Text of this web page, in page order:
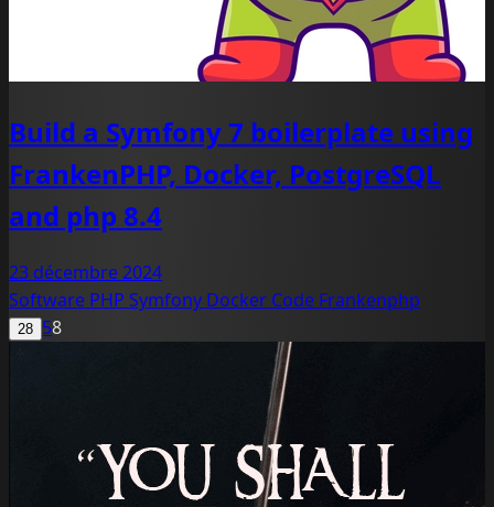
Build a Symfony 7 boilerplate using
FrankenPHP, Docker, PostgreSQL
and php 8.4
23 décembre 2024
Software PHP Symfony Docker Code Frankenphp
28 58